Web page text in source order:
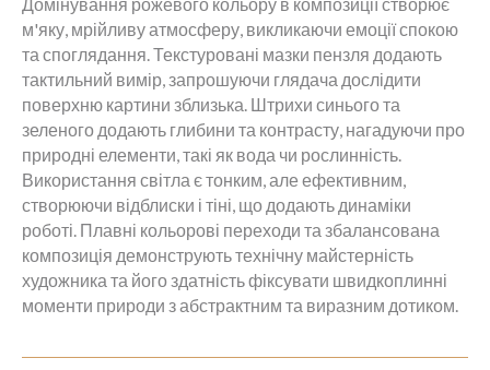
м'яку, мрійливу атмосферу, викликаючи емоції спокою
та споглядання. Текстуровані мазки пензля додають
тактильний вимір, запрошуючи глядача дослідити
поверхню картини зблизька. Штрихи синього та
зеленого додають глибини та контрасту, нагадуючи про
природні елементи, такі як вода чи рослинність.
Використання світла є тонким, але ефективним,
створюючи відблиски і тіні, що додають динаміки
роботі. Плавні кольорові переходи та збалансована
композиція демонструють технічну майстерність
художника та його здатність фіксувати швидкоплинні
моменти природи з абстрактним та виразним дотиком.